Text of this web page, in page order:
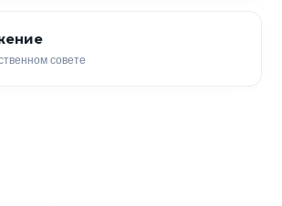
совете